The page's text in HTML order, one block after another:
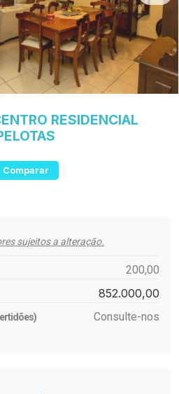
RESIDENCIAL
Comparar
sujeitos a alteração.
200,00
852.000,00
Consulte-nos